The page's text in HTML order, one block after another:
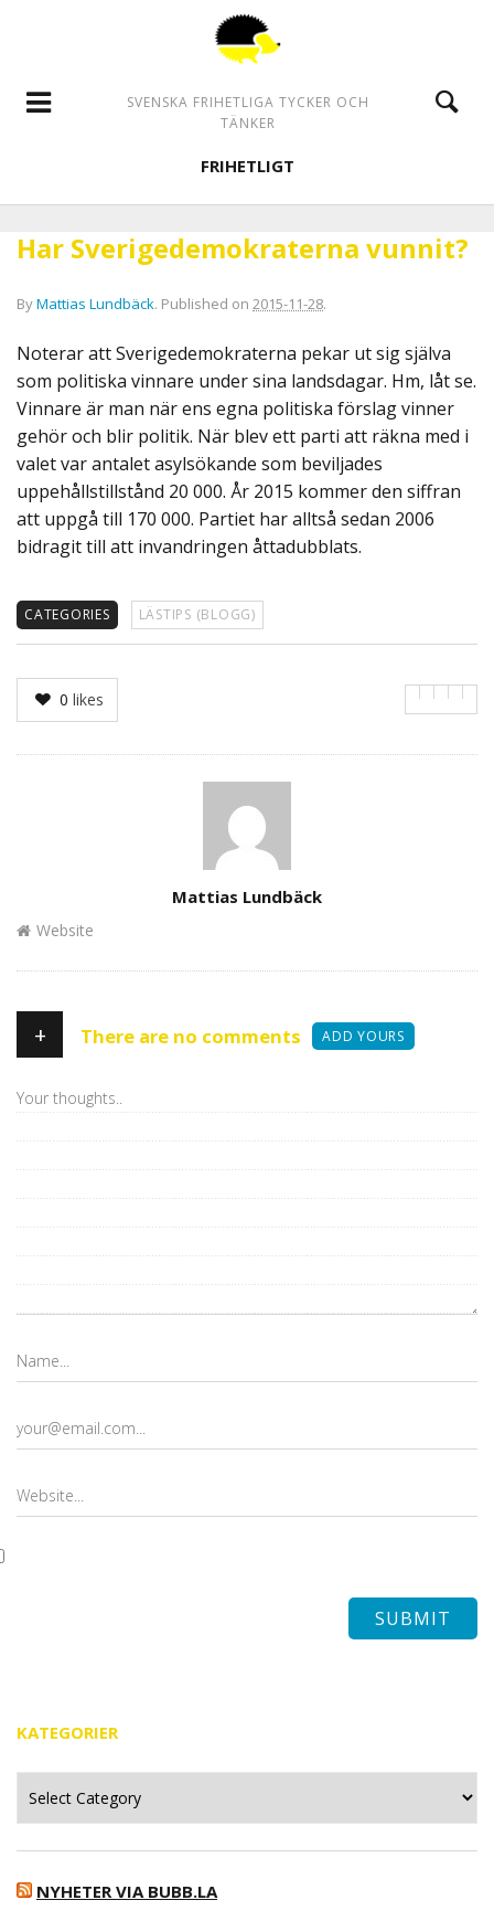
SVENSKA FRIHETLIGA TYCKER OCH
TÄNKER
FRIHETLIGT
Har Sverigedemokraterna vunnit?
ByMattias Lundbäck. Published on 2015-11-28.
Noterar att Sverigedemokraterna pekar ut sig själva
som politiska vinnare under sina landsdagar. Hm, låt se.
Vinnare är man när ens egna politiska förslag vinner
gehör och blir politik. När blev ett parti att räkna med i
valet var antalet asylsökande som beviljades
uppehållstillstånd 20 000. År 2015 kommer den siffran
att uppgå till 170 000. Partiet har alltså sedan 2006
bidragit till att invandringen åttadubblats.
CATEGORIES LÄSTIPS (BLOGG)
0 likes
Mattias Lundbäck
Website
+ There are no comments ADD YOURS
KATEGORIER
NYHETER VIA BUBB.LA